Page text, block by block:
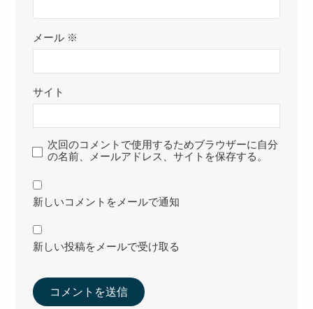
メール ※
サイト
次回のコメントで使用するためブラウザーに自分
の名前、メールアドレス、サイトを保存する。
新しいコメントをメールで通知
新しい投稿をメールで受け取る